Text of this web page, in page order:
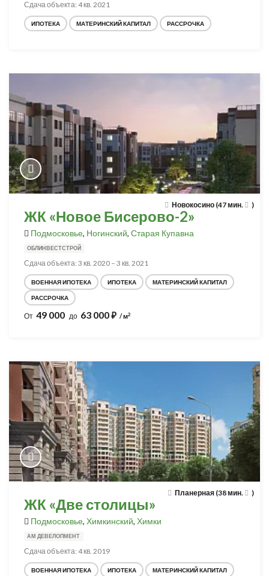
Сдача объекта: 4 кв. 2021
ИПОТЕКА МАТЕРИНСКИЙ КАПИТАЛ РАССРОЧКА
Новокосино (47 мин. )
ЖК «Новое Бисерово-2»
Подмосковье, Ногинский, Старая Купавна
ОБЛИНВЕСТСТРОЙ
Сдача объекта: 3 кв. 2020 – 3 кв. 2021
ВОЕННАЯ ИПОТЕКА ИПОТЕКА МАТЕРИНСКИЙ КАПИТАЛ
РАССРОЧКА
От 49 000 до 63 000⃏ / м2
Планерная (38 мин. )
ЖК «Две столицы»
Подмосковье, Химкинский, Химки
АМ ДЕВЕЛОПМЕНТ
Сдача объекта: 4 кв. 2019
ВОЕННАЯ ИПОТЕКА ИПОТЕКА МАТЕРИНСКИЙ КАПИТАЛ